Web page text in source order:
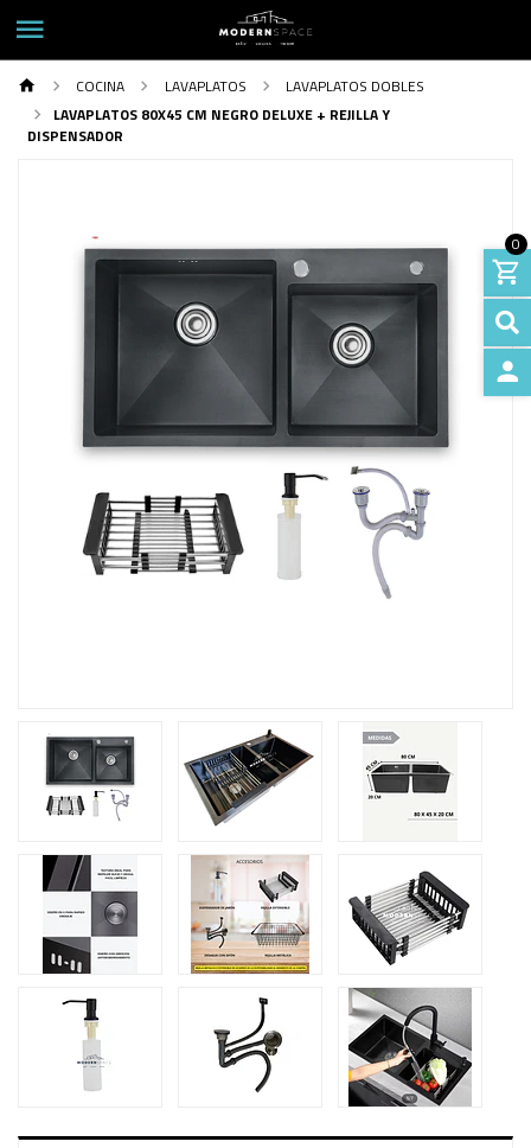
0
COCINA LAVAPLATOS
LAVAPLATOS DOBLES
LAVAPLATOS 80X45 CM NEGRO DELUXE + REJILLA Y
DISPENSADOR
Previous